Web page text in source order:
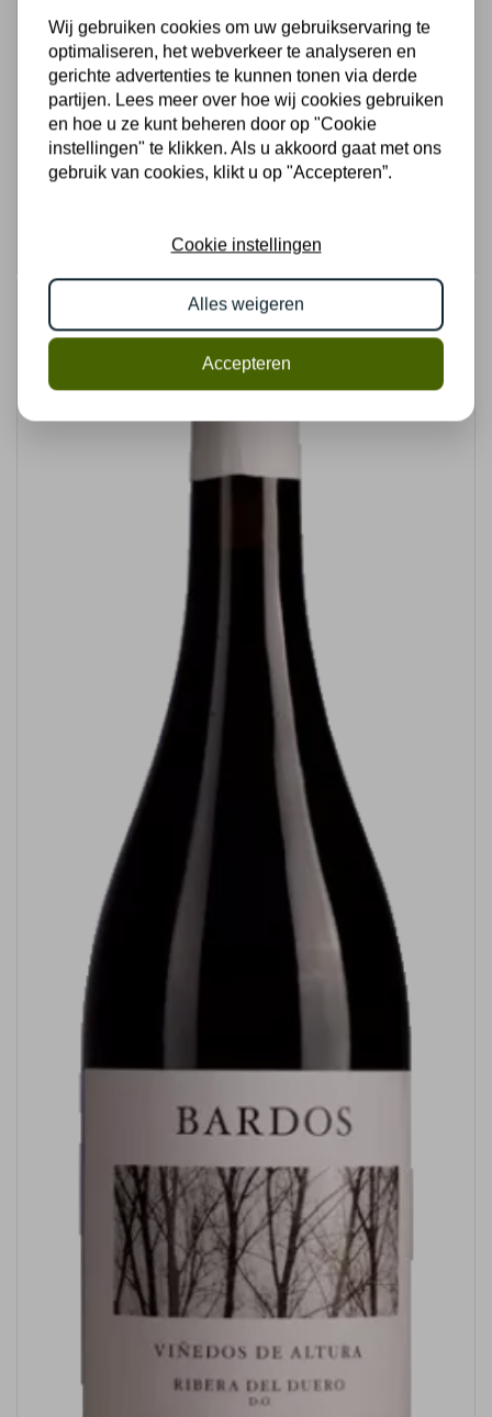
Bardos Reserva Ribera del Duero
Nog geen beoordelingen
Spaanse krachtpatser met 16 maand houtlagering
uit de...
€ 18,89
Wij gebruiken cookies om uw gebruikservaring te
optimaliseren, het webverkeer te analyseren en
gerichte advertenties te kunnen tonen via derde
partijen. Lees meer over hoe wij cookies gebruiken
en hoe u ze kunt beheren door op "Cookie
instellingen" te klikken. Als u akkoord gaat met ons
gebruik van cookies, klikt u op "Accepteren”.
Cookie instellingen
Alles weigeren
Accepteren